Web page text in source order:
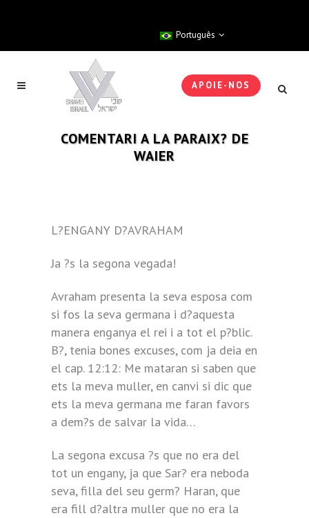
Português
APOIE-NOS
COMENTARI A LA PARAIX? DE
WAIER
L?ENGANY D?AVRAHAM
Ja ?s la segona vegada!
Avraham presenta la seva esposa com
si fos la seva germana i d?aquesta
manera enganya el rei i a tot el p?blic.
B?, tenia bones excuses, com ja deia en
el cap. 12:12: Me mataran si saben que
ets la meva muller, en canvi si dic que
ets la meva germana me faran favors
a dem?s de salvar la vida…
La segona excusa ?s que no era del
tot un engany, ja que Sar? era neboda
seva, filla del seu germ? Haran, que
era fill d?altra muller que no era la